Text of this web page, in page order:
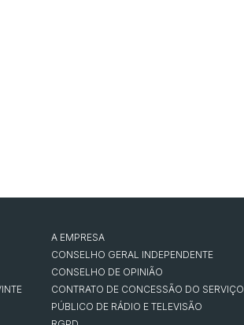
A EMPRESA
CONSELHO GERAL INDEPENDENTE
CONSELHO DE OPINIÃO
CONTRATO DE CONCESSÃO DO SERVIÇO
PÚBLICO DE RÁDIO E TELEVISÃO